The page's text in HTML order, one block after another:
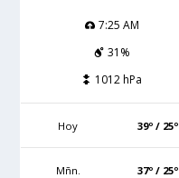
7:25 AM
31%
1012 hPa
Hoy 39º / 25º
Mñn. 37º / 25º